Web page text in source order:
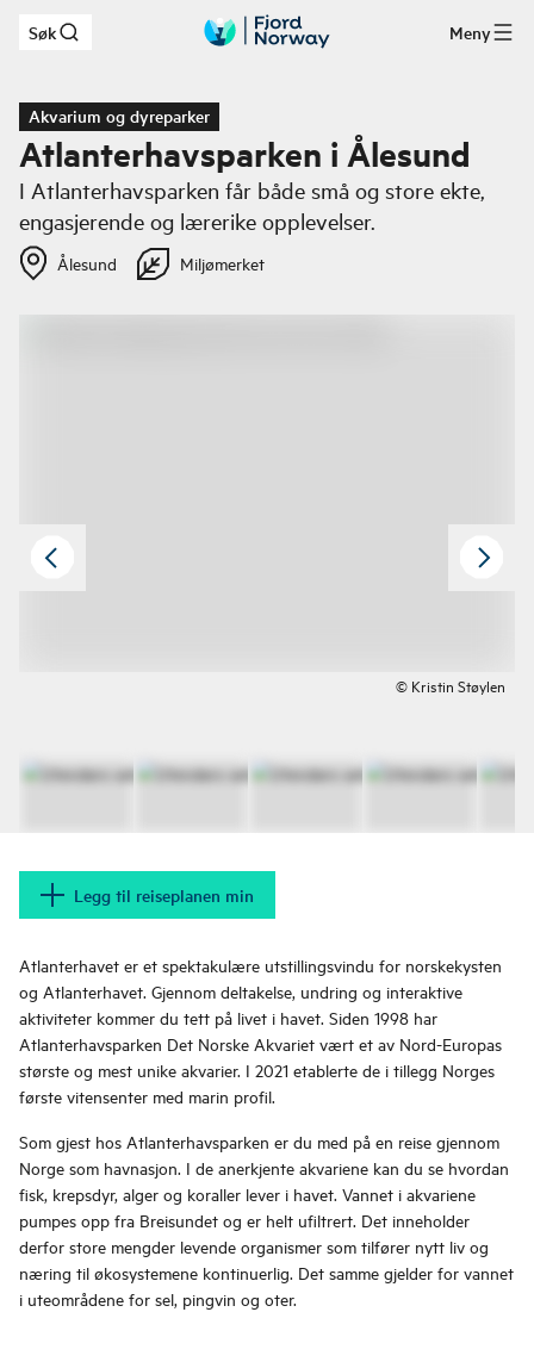
Hopp til hovedinnhold
Søk Meny
Akvarium og dyreparker
Atlanterhavsparken i Ålesund
I Atlanterhavsparken får både små og store ekte,
engasjerende og lærerike opplevelser.
Ålesund Miljømerket
© Kristin Støylen
Legg til reiseplanen min
Atlanterhavet er et spektakulære utstillingsvindu for norskekysten
og Atlanterhavet. Gjennom deltakelse, undring og interaktive
aktiviteter kommer du tett på livet i havet. Siden 1998 har
Atlanterhavsparken Det Norske Akvariet vært et av Nord-Europas
største og mest unike akvarier. I 2021 etablerte de i tillegg Norges
første vitensenter med marin profil.
Som gjest hos Atlanterhavsparken er du med på en reise gjennom
Norge som havnasjon. I de anerkjente akvariene kan du se hvordan
fisk, krepsdyr, alger og koraller lever i havet. Vannet i akvariene
pumpes opp fra Breisundet og er helt ufiltrert. Det inneholder
derfor store mengder levende organismer som tilfører nytt liv og
næring til økosystemene kontinuerlig. Det samme gjelder for vannet
i uteområdene for sel, pingvin og oter.